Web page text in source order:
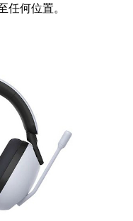
任何位置。